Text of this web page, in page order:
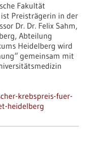
Fakultät
Preisträgerin in der
Dr. Dr. Felix Sahm,
Abteilung
Heidelberg wird
gemeinsam mit
krebspreis-fuer-
heidelberg